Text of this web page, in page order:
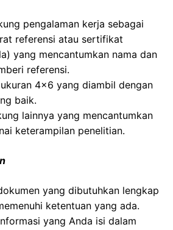
pengalaman kerja sebagai
referensi atau sertifikat
yang mencantumkan nama dan
referensi.
4×6 yang diambil dengan
baik.
lainnya yang mencantumkan
keterampilan penelitian.
yang dibutuhkan lengkap
ketentuan yang ada.
yang Anda isi dalam